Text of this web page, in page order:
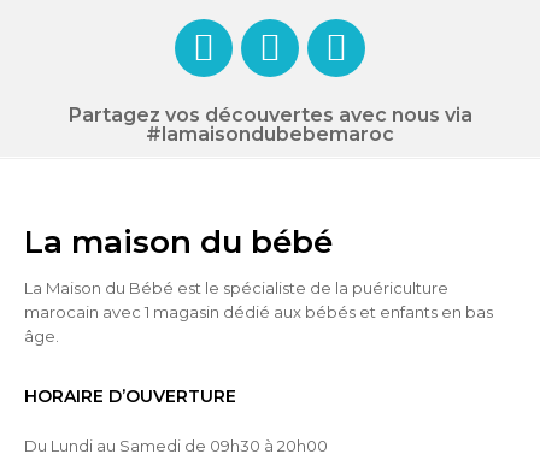
Partagez vos découvertes avec nous via
#lamaisondubebemaroc
La maison du bébé
La Maison du Bébé est le spécialiste de la puériculture
marocain avec 1 magasin dédié aux bébés et enfants en bas
âge.
HORAIRE D’OUVERTURE
Du Lundi au Samedi de 09h30 à 20h00